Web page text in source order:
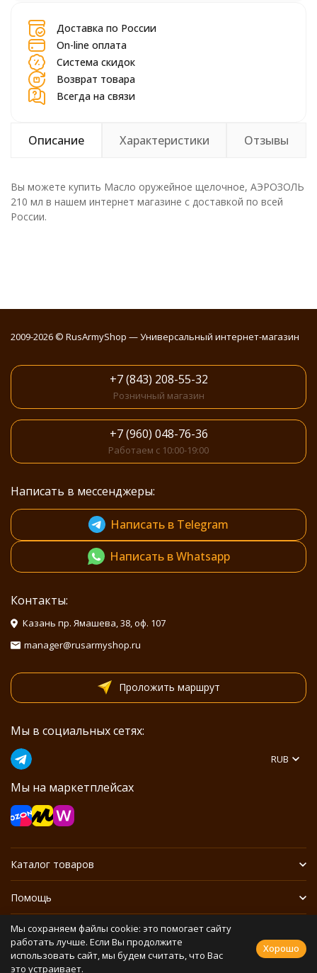
Доставка по России
On-line оплата
Система скидок
Возврат товара
Всегда на связи
Описание Характеристики Отзывы
Вы можете купить Масло оружейное щелочное, АЭРОЗОЛЬ
210 мл в нашем интернет магазине с доставкой по всей
России.
2009-2026 © RusArmyShop — Универсальный интернет-магазин
+7 (843) 208-55-32
Розничный магазин
+7 (960) 048-76-36
Работаем с 10:00-19:00
Написать в мессенджеры:
Написать в Telegram
Написать в Whatsapp
Контакты:
Казань пр. Ямашева, 38, оф. 107
manager@rusarmyshop.ru
Проложить маршрут
Мы в социальных сетях:
Мы на маркетплейсах
RUB
Каталог товаров
Помощь
Информация
Мы сохраняем файлы cookie: это помогает сайту
работать лучше. Если Вы продолжите
использовать сайт, мы будем считать, что Вас
это устраивает.
Хорошо